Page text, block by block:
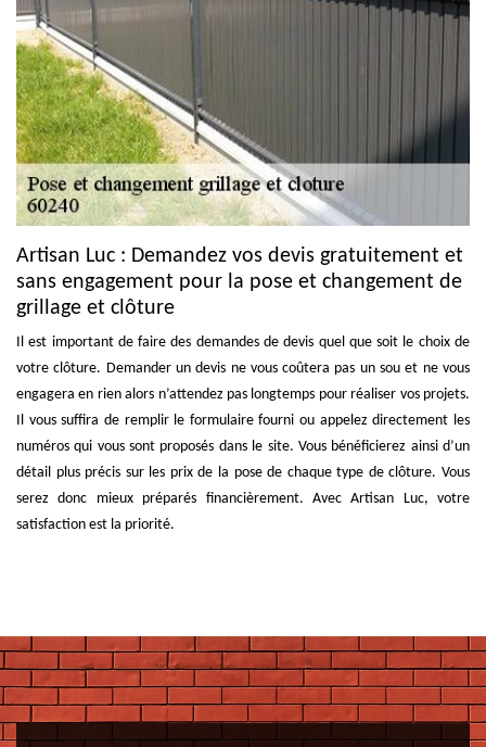
Artisan Luc : Demandez vos devis gratuitement et
sans engagement pour la pose et changement de
grillage et clôture
Il est important de faire des demandes de devis quel que soit le choix de
votre clôture. Demander un devis ne vous coûtera pas un sou et ne vous
engagera en rien alors n’attendez pas longtemps pour réaliser vos projets.
Il vous suffira de remplir le formulaire fourni ou appelez directement les
numéros qui vous sont proposés dans le site. Vous bénéficierez ainsi d’un
détail plus précis sur les prix de la pose de chaque type de clôture. Vous
serez donc mieux préparés financièrement. Avec Artisan Luc, votre
satisfaction est la priorité.